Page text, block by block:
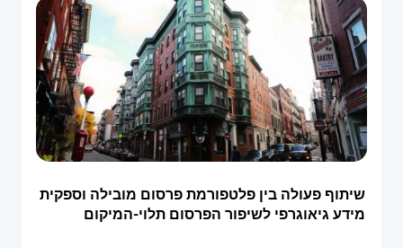
שיתוף פעולה בין פלטפורמת פרסום מובילה וספקית
מידע גיאוגרפי לשיפור הפרסום תלוי-המיקום